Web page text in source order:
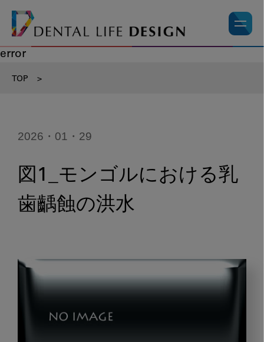
error
TOP >
2026・01・29
図1_モンゴルにおける乳
歯齲蝕の洪水